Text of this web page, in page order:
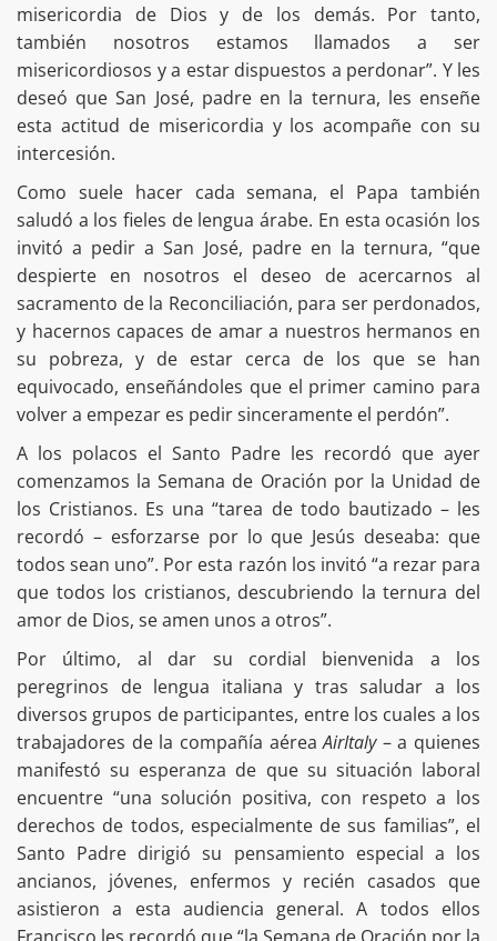
misericordia de Dios y de los demás. Por tanto,
también nosotros estamos llamados a ser
misericordiosos y a estar dispuestos a perdonar”. Y les
deseó que San José, padre en la ternura, les enseñe
esta actitud de misericordia y los acompañe con su
intercesión.
Como suele hacer cada semana, el Papa también
saludó a los fieles de lengua árabe. En esta ocasión los
invitó a pedir a San José, padre en la ternura, “que
despierte en nosotros el deseo de acercarnos al
sacramento de la Reconciliación, para ser perdonados,
y hacernos capaces de amar a nuestros hermanos en
su pobreza, y de estar cerca de los que se han
equivocado, enseñándoles que el primer camino para
volver a empezar es pedir sinceramente el perdón”.
A los polacos el Santo Padre les recordó que ayer
comenzamos la Semana de Oración por la Unidad de
los Cristianos. Es una “tarea de todo bautizado – les
recordó – esforzarse por lo que Jesús deseaba: que
todos sean uno”. Por esta razón los invitó “a rezar para
que todos los cristianos, descubriendo la ternura del
amor de Dios, se amen unos a otros”.
Por último, al dar su cordial bienvenida a los
peregrinos de lengua italiana y tras saludar a los
diversos grupos de participantes, entre los cuales a los
trabajadores de la compañía aéreaAirItaly– a quienes
manifestó su esperanza de que su situación laboral
encuentre “una solución positiva, con respeto a los
derechos de todos, especialmente de sus familias”, el
Santo Padre dirigió su pensamiento especial a los
ancianos, jóvenes, enfermos y recién casados que
asistieron a esta audiencia general. A todos ellos